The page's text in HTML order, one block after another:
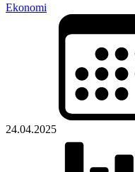
Ekonomi
24.04.2025